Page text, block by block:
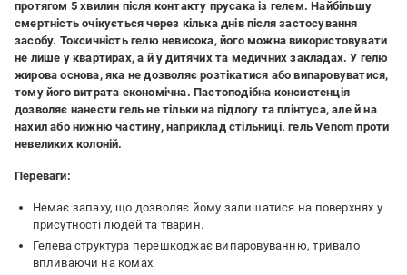
протягом 5 хвилин після контакту прусака із гелем. Найбільшу
смертність очікується через кілька днів після застосування
засобу. Токсичність гелю невисока, його можна використовувати
не лише у квартирах, а й у дитячих та медичних закладах. У гелю
жирова основа, яка не дозволяє розтікатися або випаровуватися,
тому його витрата економічна. Пастоподібна консистенція
дозволяє нанести гель не тільки на підлогу та плінтуса, але й на
нахил або нижню частину, наприклад стільниці. гель Venom проти
невеликих колоній.
Переваги:
Немає запаху, що дозволяє йому залишатися на поверхнях у
присутності людей та тварин.
Гелева структура перешкоджає випаровуванню, тривало
впливаючи на комах.